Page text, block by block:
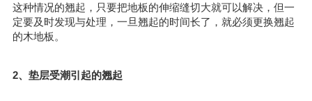
这种情况的翘起，只要把地板的伸缩缝切大就可以解决，但一
定要及时发现与处理，一旦翘起的时间长了，就必须更换翘起
的木地板。
2、垫层受潮引起的翘起